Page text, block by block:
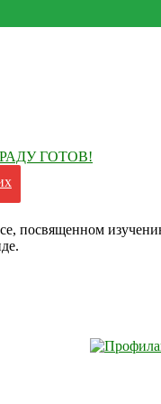
ГОТОВ!
посвященном